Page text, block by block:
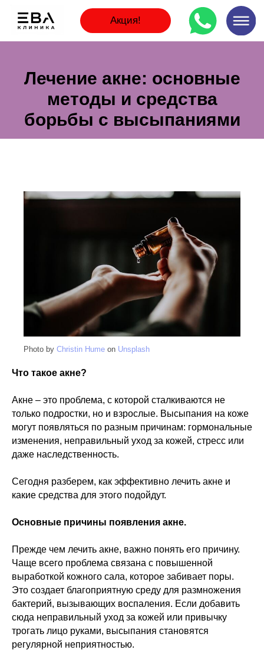
Акция!
Лечение акне: основные
методы и средства
борьбы с высыпаниями
Photo by Christin Hume on Unsplash
Что такое акне?
Акне – это проблема, с которой сталкиваются не
только подростки, но и взрослые. Высыпания на коже
могут появляться по разным причинам: гормональные
изменения, неправильный уход за кожей, стресс или
даже наследственность.
Сегодня разберем, как эффективно лечить акне и
какие средства для этого подойдут.
Основные причины появления акне.
Прежде чем лечить акне, важно понять его причину.
Чаще всего проблема связана с повышенной
выработкой кожного сала, которое забивает поры.
Это создает благоприятную среду для размножения
бактерий, вызывающих воспаления. Если добавить
сюда неправильный уход за кожей или привычку
трогать лицо руками, высыпания становятся
регулярной неприятностью.